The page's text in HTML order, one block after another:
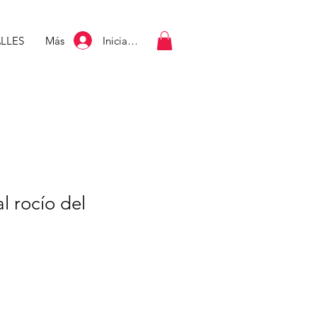
Más Iniciar sesión
rocío del